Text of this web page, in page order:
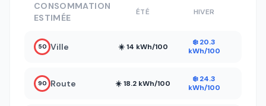
CONSOMMATION
ESTIMÉE
ÉTÉ HIVER
50 Ville ☀️ 14 kWh/100
❄️ 20.3
kWh/100
90 Route ☀️ 18.2 kWh/100
❄️ 24.3
kWh/100